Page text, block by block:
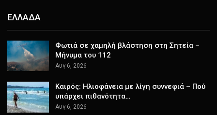
ΕΛΛΑΔΑ
Φωτιά σε χαμηλή βλάστηση στη Σητεία –
Μήνυμα του 112
Αυγ 6, 2026
Καιρός: Ηλιοφάνεια με λίγη συννεφιά – Πού
υπάρχει πιθανότητα…
Αυγ 6, 2026